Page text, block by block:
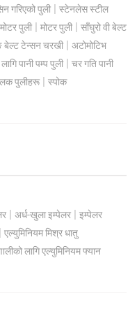
गरिएको पुली | स्टेनलेस स्टील
पुली | मोटर पुली | साँघुरो वी बेल्ट
बेल्ट टेन्सन चरखी | अटोमोटिभ
पानी पम्प पुली | चर गति पानी
पुलीहरू | स्पोक
| अर्ध-खुला इम्पेलर | इम्पेलर
| एल्युमिनियम मिश्र धातु
लागि एल्युमिनियम फ्यान